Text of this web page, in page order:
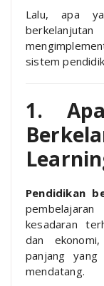
Lalu, apa
sistem
1.
Pendidikan
kesadaran
dan
panjang
mendatang.